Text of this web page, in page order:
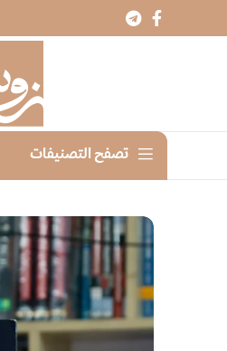
تصفح التصنيفات